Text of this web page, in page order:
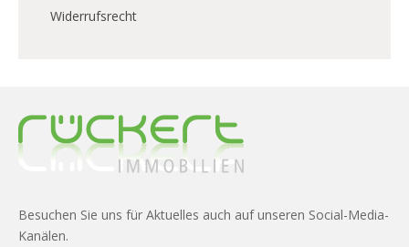
Widerrufsrecht
Besuchen Sie uns für Aktuelles auch auf unseren Social-Media-
Kanälen.